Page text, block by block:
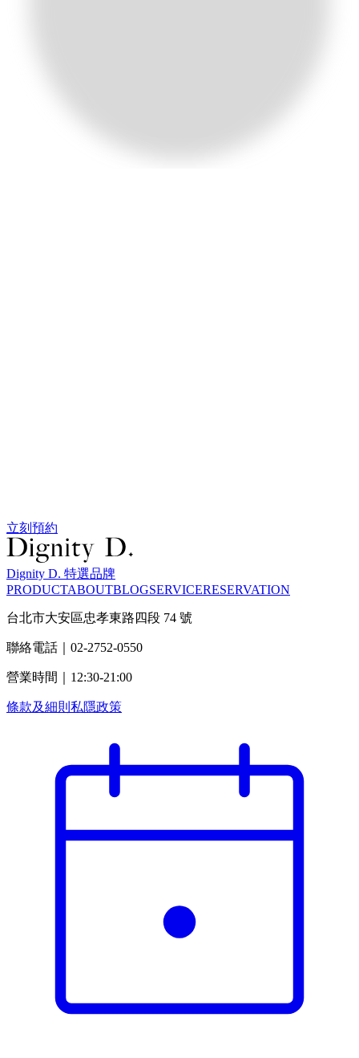
立刻預約
Dignity D. 特選品牌
PRODUCTABOUTBLOGSERVICERESERVATION
台北市大安區忠孝東路四段 74 號
聯絡電話｜02-2752-0550
營業時間｜12:30-21:00
條款及細則 私隱政策